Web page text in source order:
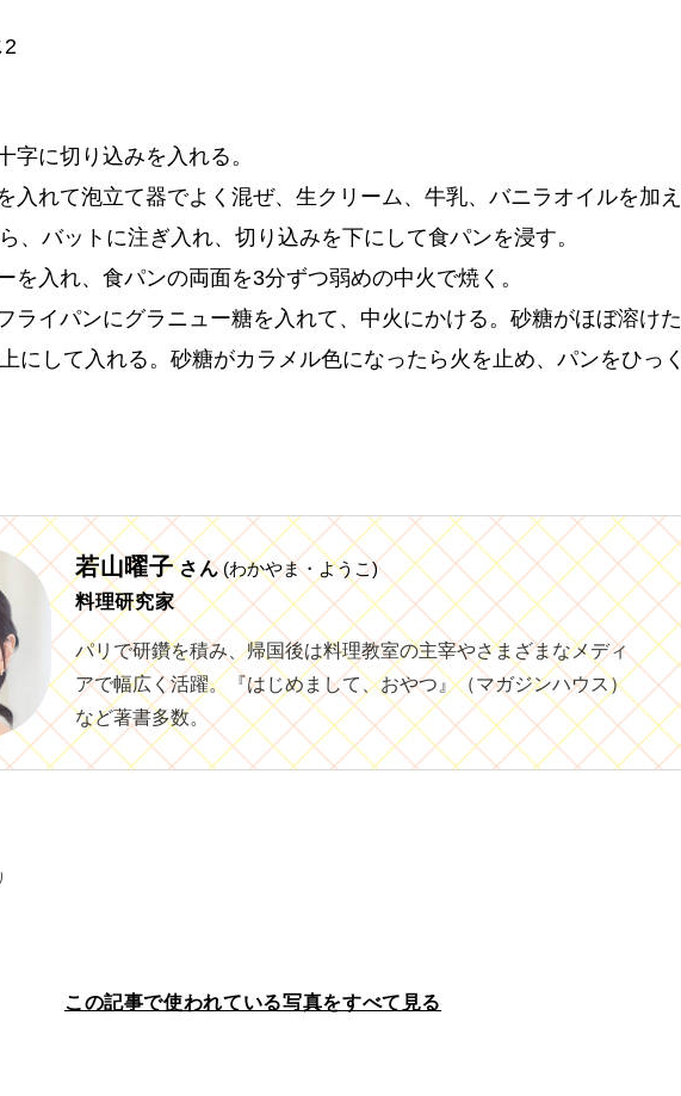
字に切り込みを入れる。
入れて泡立て器でよく混ぜ、生クリーム、牛乳、バニラオイルを加え
、バットに注ぎ入れ、切り込みを下にして食パンを浸す。
を入れ、食パンの両面を3分ずつ弱めの中火で焼く。
ライパンにグラニュー糖を入れて、中火にかける。砂糖がほぼ溶けた
にして入れる。砂糖がカラメル色になったら火を止め、パンをひっく
若山曜子 さん (わかやま・ようこ)
料理研究家
パリで研鑽を積み、帰国後は料理教室の主宰やさまざまなメディ
アで幅広く活躍。『はじめまして、おやつ』（マガジンハウス）
など著書多数。
この記事で使われている写真をすべて見る